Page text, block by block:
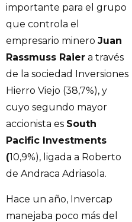
importante para el grupo
que controla el
empresario minero Juan
Rassmuss Raier a través
de la sociedad Inversiones
Hierro Viejo (38,7%), y
cuyo segundo mayor
accionista es South
Pacific Investments
(10,9%), ligada a Roberto
de Andraca Adriasola.
Hace un año, Invercap
manejaba poco más del